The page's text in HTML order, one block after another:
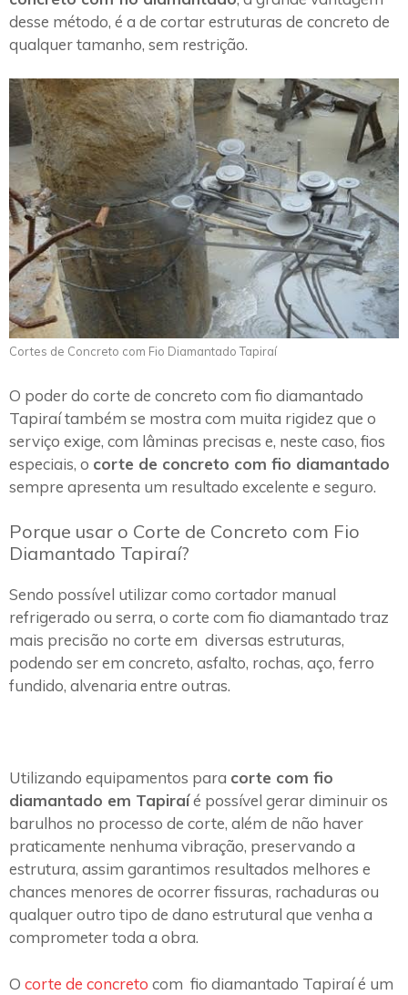
desse método, é a de cortar estruturas de concreto de
qualquer tamanho, sem restrição.
Cortes de Concreto com Fio Diamantado Tapiraí
O poder do corte de concreto com fio diamantado
Tapiraí também se mostra com muita rigidez que o
serviço exige, com lâminas precisas e, neste caso, fios
especiais, o corte de concreto com fio diamantado
sempre apresenta um resultado excelente e seguro.
Porque usar o Corte de Concreto com Fio
Diamantado Tapiraí?
Sendo possível utilizar como cortador manual
refrigerado ou serra, o corte com fio diamantado traz
mais precisão no corte em diversas estruturas,
podendo ser em concreto, asfalto, rochas, aço, ferro
fundido, alvenaria entre outras.
Utilizando equipamentos para corte com fio
diamantado em Tapiraíé possível gerar diminuir os
barulhos no processo de corte, além de não haver
praticamente nenhuma vibração, preservando a
estrutura, assim garantimos resultados melhores e
chances menores de ocorrer fissuras, rachaduras ou
qualquer outro tipo de dano estrutural que venha a
comprometer toda a obra.
O corte de concreto com fio diamantado Tapiraí é um